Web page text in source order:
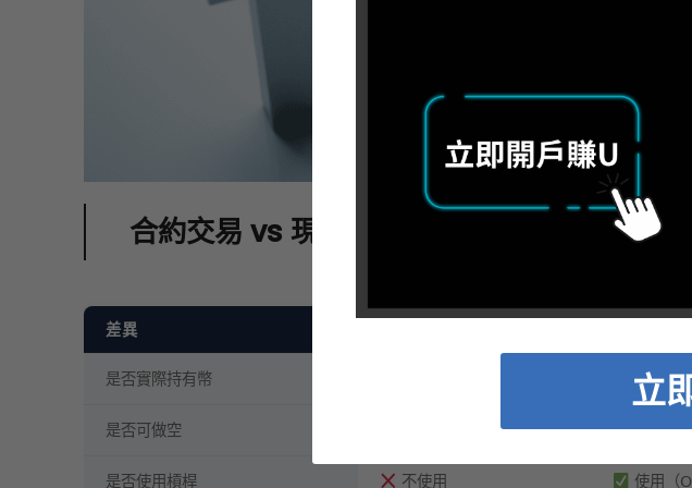
立
合約交易 vs 現貨交易：3 個核心差別
差異
是否實際持有幣 沒有（
是否可做空 可做多
是否使用槓桿 不使用 使用（